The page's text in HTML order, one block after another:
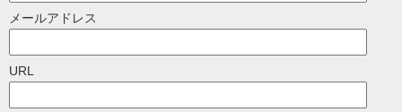
メールアドレス
URL